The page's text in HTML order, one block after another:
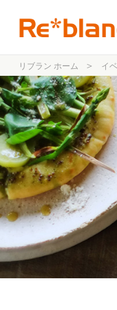
リブラン ホーム イ